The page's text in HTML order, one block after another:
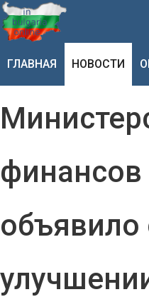
ГЛАВНАЯ НОВОСТИ
финансов
объявило